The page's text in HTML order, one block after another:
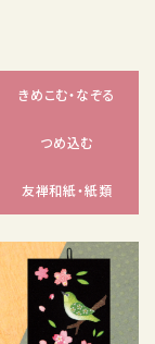
きめこむ・なぞる
つめ込む
友禅和紙・紙類